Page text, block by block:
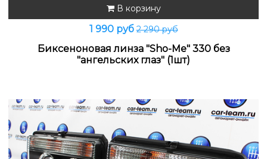
В корзину
1 990 руб2 290 руб
Биксеноновая линза "Sho-Me" 330 без
"ангельских глаз" (1шт)